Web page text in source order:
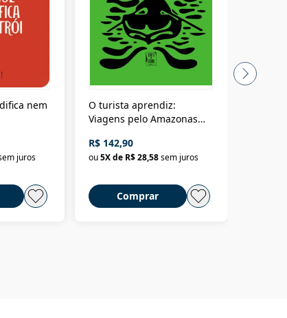
nem
juros
O turista aprendiz:
Viagens pelo Amazonas
até a Bolívia e por Marajó
até dizer chega
R$ 142,90
ou5X de R$ 28,58sem juros
Comprar